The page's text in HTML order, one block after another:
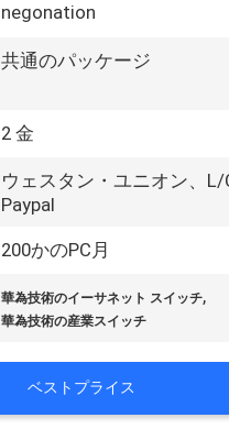
negonation
共通のパッケージ
2 金
ウェスタン・ユニオン、L/
Paypal
200かのPC月
華為技術のイーサネット スイッチ,
華為技術の産業スイッチ
ベストプライス